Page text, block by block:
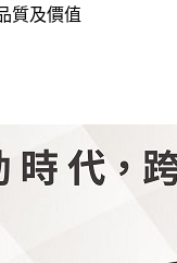
質及價值